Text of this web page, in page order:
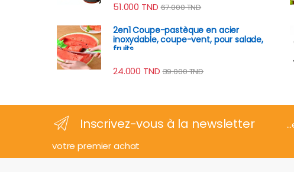
51.000 TND 67.000TND
2en1 Coupe-pastèque en acier
inoxydable, coupe-vent, pour salade,
fruits
24.000 TND 39.000TND
Inscrivez-vous à la newsletter
votre premier achat